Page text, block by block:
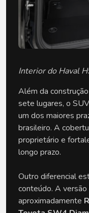
Interior do Haval
Além da
sete lugares, o
um dos maiores
brasileiro. A
proprietário e
longo prazo.
Outro diferencial
conteúdo. A
aproximadamente